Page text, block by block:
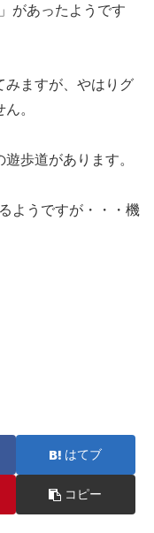
があったようです
みますが、やはりグ
。
歩道があります。
ようですが・・・機
はてブ
コピー